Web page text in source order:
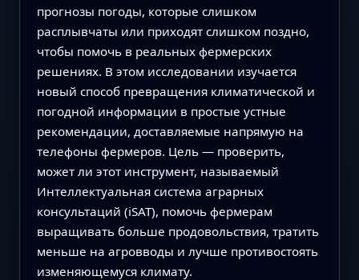
прогнозы погоды, которые слишком
расплывчаты или приходят слишком поздно,
чтобы помочь в реальных фермерских
решениях. В этом исследовании изучается
новый способ превращения климатической и
погодной информации в простые устные
рекомендации, доставляемые напрямую на
телефоны фермеров. Цель — проверить,
может ли этот инструмент, называемый
Интеллектуальная система аграрных
консультаций (iSAT), помочь фермерам
выращивать больше продовольствия, тратить
меньше на агровводы и лучше противостоять
изменяющемуся климату.